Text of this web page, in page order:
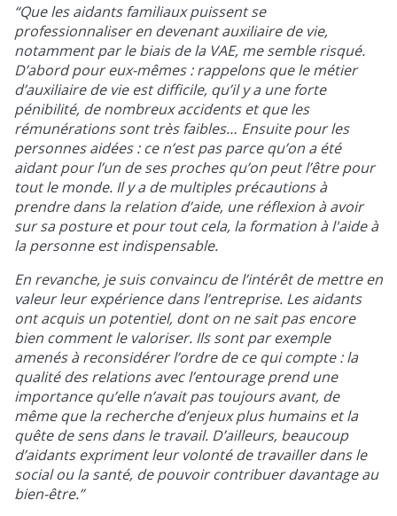
“Que les aidants familiaux puissent se
professionnaliser en devenant auxiliaire de vie,
notamment par le biais de la VAE, me semble risqué.
D’abord pour eux-mêmes : rappelons que le métier
d’auxiliaire de vie est difficile, qu’il y a une forte
pénibilité, de nombreux accidents et que les
rémunérations sont très faibles… Ensuite pour les
personnes aidées : ce n’est pas parce qu’on a été
aidant pour l’un de ses proches qu’on peut l’être pour
tout le monde. Il y a de multiples précautions à
prendre dans la relation d’aide, une réflexion à avoir
sur sa posture et pour tout cela, la formation à l'aide à
la personne est indispensable.
En revanche, je suis convaincu de l’intérêt de mettre en
valeur leur expérience dans l’entreprise. Les aidants
ont acquis un potentiel, dont on ne sait pas encore
bien comment le valoriser. Ils sont par exemple
amenés à reconsidérer l’ordre de ce qui compte : la
qualité des relations avec l’entourage prend une
importance qu’elle n’avait pas toujours avant, de
même que la recherche d’enjeux plus humains et la
quête de sens dans le travail. D’ailleurs, beaucoup
d’aidants expriment leur volonté de travailler dans le
social ou la santé, de pouvoir contribuer davantage au
bien-être.”